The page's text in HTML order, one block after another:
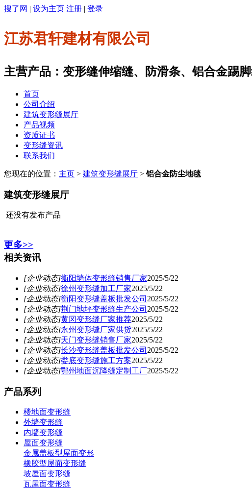
搜了网 | 设为主页 注册 | 登录
江苏君轩建材有限公司
主营产品：变形缝伸缩缝、防滑条、铝合金踢
首页
公司介绍
建筑变形缝展厅
产品视频
资质证书
变形缝资讯
联系我们
您现在的位置： 主页 > 建筑变形缝展厅 >铝合金防尘地毯
建筑变形缝展厅
还没有发布产品
更多>>
相关资讯
[企业动态]衡阳墙体变形缝销售厂家2025/5/22
[企业动态]徐州变形缝加工厂家2025/5/22
[企业动态]衡阳变形缝盖板批发公司 2025/5/22
[企业动态]荆门地坪变形缝生产公司 2025/5/22
[企业动态]黄冈变形缝厂家推荐2025/5/22
[企业动态]永州变形缝厂家供货2025/5/22
[企业动态]天门变形缝销售厂家2025/5/22
[企业动态]长沙变形缝盖板批发公司 2025/5/22
[企业动态]娄底变形缝施工方案2025/5/22
[企业动态]鄂州地面沉降缝定制工厂2025/5/22
产品系列
楼地面变形缝
外墙变形缝
内墙变形缝
屋面变形缝
金属盖板型屋面变形
橡胶型屋面变形缝
坡屋面变形缝
瓦屋面变形缝